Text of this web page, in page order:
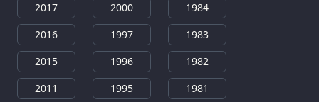
2017
2016
2015
2011
2000
1997
1996
1995
1984
1983
1982
1981